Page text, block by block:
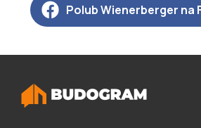
Polub Wienerberger na